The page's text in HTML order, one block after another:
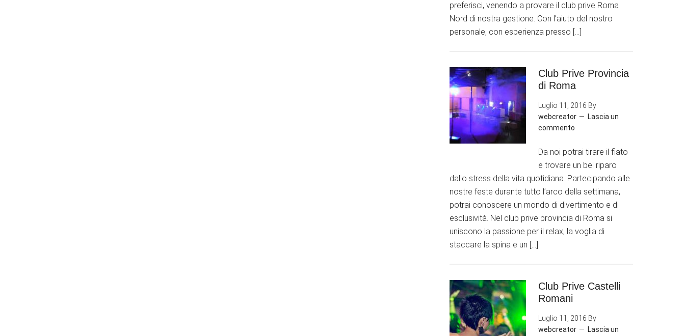
preferisci, venendo a provare il club prive Roma
Nord di nostra gestione. Con l’aiuto del nostro
personale, con esperienza presso […]
Club Prive Provincia
di Roma
Luglio 11, 2016 By
webcreator
Lascia un
commento
Da noi potrai tirare il fiato
e trovare un bel riparo
dallo stress della vita quotidiana. Partecipando alle
nostre feste durante tutto l’arco della settimana,
potrai conoscere un mondo di divertimento e di
esclusività. Nel club prive provincia di Roma si
uniscono la passione per il relax, la voglia di
staccare la spina e un […]
Club Prive Castelli
Romani
Luglio 11, 2016 By
webcreator
Lascia un